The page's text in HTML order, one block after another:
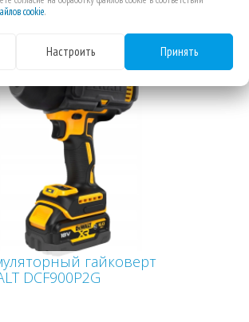
-4%
гайковерт
DCF900P2G
cookie.
Настроить Принять